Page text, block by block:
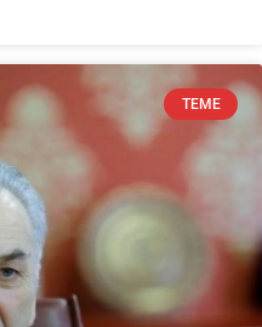
TEME